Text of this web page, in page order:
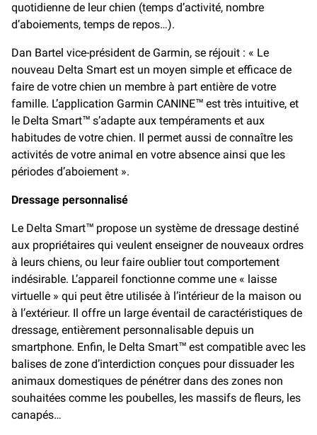
quotidienne de leur chien (temps d’activité, nombre
d’aboiements, temps de repos…).
Dan Bartel vice-président de Garmin, se réjouit : « Le
nouveau Delta Smart est un moyen simple et efficace de
faire de votre chien un membre à part entière de votre
famille. L’application Garmin CANINE™ est très intuitive, et
le Delta Smart™ s’adapte aux tempéraments et aux
habitudes de votre chien. Il permet aussi de connaître les
activités de votre animal en votre absence ainsi que les
périodes d’aboiement ».
Dressage personnalisé
Le Delta Smart™ propose un système de dressage destiné
aux propriétaires qui veulent enseigner de nouveaux ordres
à leurs chiens, ou leur faire oublier tout comportement
indésirable. L’appareil fonctionne comme une « laisse
virtuelle » qui peut être utilisée à l’intérieur de la maison ou
à l’extérieur. Il offre un large éventail de caractéristiques de
dressage, entièrement personnalisable depuis un
smartphone. Enfin, le Delta Smart™ est compatible avec les
balises de zone d’interdiction conçues pour dissuader les
animaux domestiques de pénétrer dans des zones non
souhaitées comme les poubelles, les massifs de fleurs, les
canapés…